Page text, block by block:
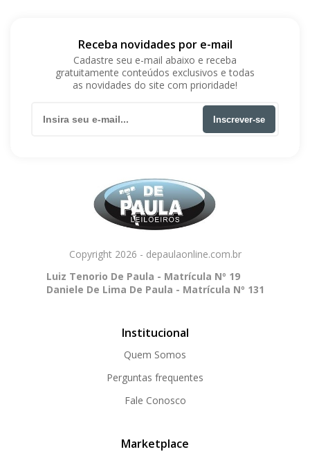
Receba novidades por e-mail
Cadastre seu e-mail abaixo e receba
gratuitamente conteúdos exclusivos e todas
as novidades do site com prioridade!
Inscrever-se
Copyright 2026 - depaulaonline.com.br
Luiz Tenorio De Paula - Matrícula Nº 19
Daniele De Lima De Paula - Matrícula Nº 131
Institucional
Quem Somos
Perguntas frequentes
Fale Conosco
Marketplace